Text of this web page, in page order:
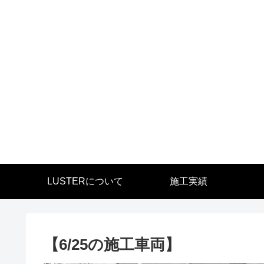
LUSTERについて 施工実績
【6/25の施工車両】